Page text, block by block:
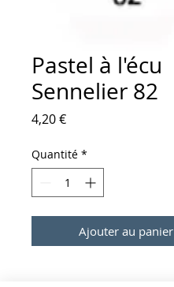
Pastel à l'écu
Sennelier 82
4,20 €Prix
Quantité *
Ajouter au panier